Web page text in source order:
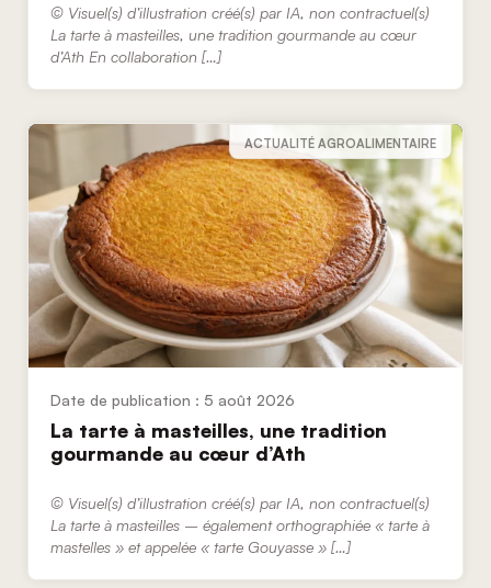
© Visuel(s) d’illustration créé(s) par IA, non contractuel(s)
La tarte à masteilles, une tradition gourmande au cœur
d’Ath En collaboration […]
ACTUALITÉ AGROALIMENTAIRE
5 août 2026
La tarte à masteilles, une tradition
gourmande au cœur d’Ath
© Visuel(s) d’illustration créé(s) par IA, non contractuel(s)
La tarte à masteilles – également orthographiée « tarte à
mastelles » et appelée « tarte Gouyasse » […]